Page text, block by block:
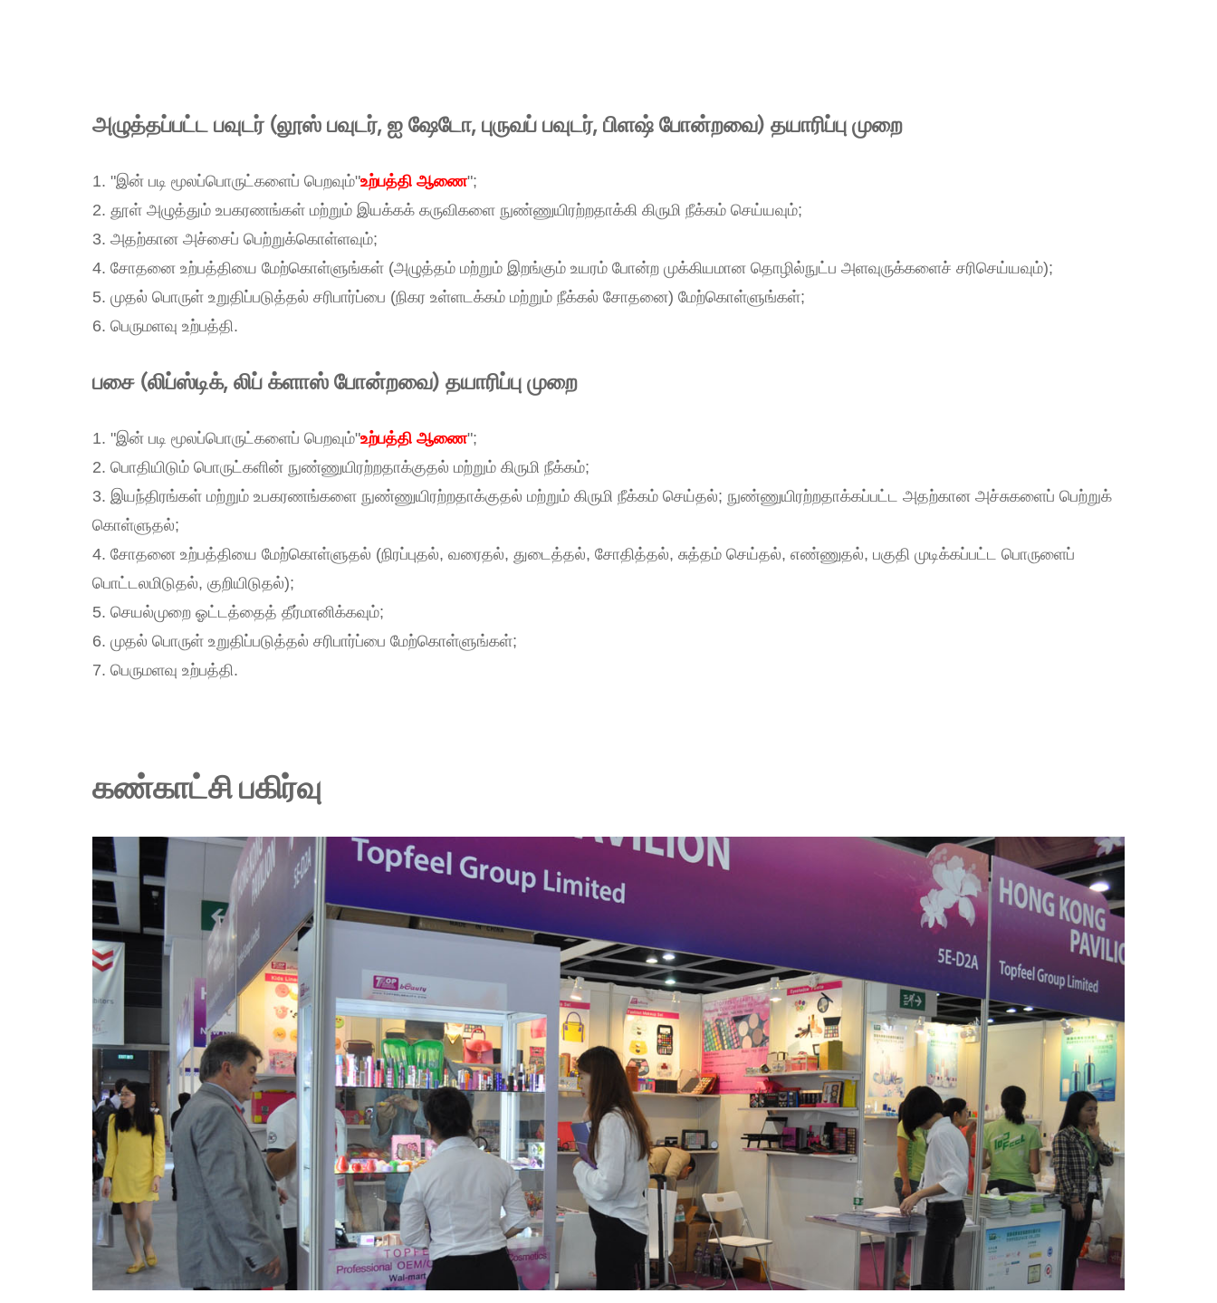
அழுத்தப்பட்ட பவுடர் (லூஸ் பவுடர், ஐ ஷேடோ, புருவப் பவுடர், பிளஷ் போன்றவை) தயாரிப்பு முறை
1. "இன் படி மூலப்பொருட்களைப் பெறவும்"உற்பத்தி ஆணை";
2. தூள் அழுத்தும் உபகரணங்கள் மற்றும் இயக்கக் கருவிகளை நுண்ணுயிரற்றதாக்கி கிருமி நீக்கம் செய்யவும்;
3. அதற்கான அச்சைப் பெற்றுக்கொள்ளவும்;
4. சோதனை உற்பத்தியை மேற்கொள்ளுங்கள் (அழுத்தம் மற்றும் இறங்கும் உயரம் போன்ற முக்கியமான தொழில்நுட்ப அளவுருக்களைச் சரிசெய்யவும்);
5. முதல் பொருள் உறுதிப்படுத்தல் சரிபார்ப்பை (நிகர உள்ளடக்கம் மற்றும் நீக்கல் சோதனை) மேற்கொள்ளுங்கள்;
6. பெருமளவு உற்பத்தி.
பசை (லிப்ஸ்டிக், லிப் க்ளாஸ் போன்றவை) தயாரிப்பு முறை
1. "இன் படி மூலப்பொருட்களைப் பெறவும்"உற்பத்தி ஆணை";
2. பொதியிடும் பொருட்களின் நுண்ணுயிரற்றதாக்குதல் மற்றும் கிருமி நீக்கம்;
3. இயந்திரங்கள் மற்றும் உபகரணங்களை நுண்ணுயிரற்றதாக்குதல் மற்றும் கிருமி நீக்கம் செய்தல்; நுண்ணுயிரற்றதாக்கப்பட்ட அதற்கான அச்சுகளைப் பெற்றுக்
கொள்ளுதல்;
4. சோதனை உற்பத்தியை மேற்கொள்ளுதல் (நிரப்புதல், வரைதல், துடைத்தல், சோதித்தல், சுத்தம் செய்தல், எண்ணுதல், பகுதி முடிக்கப்பட்ட பொருளைப்
பொட்டலமிடுதல், குறியிடுதல்);
5. செயல்முறை ஓட்டத்தைத் தீர்மானிக்கவும்;
6. முதல் பொருள் உறுதிப்படுத்தல் சரிபார்ப்பை மேற்கொள்ளுங்கள்;
7. பெருமளவு உற்பத்தி.
கண்காட்சி பகிர்வு